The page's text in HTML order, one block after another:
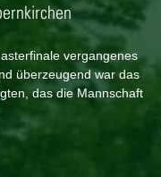
vergangenes
überzeugend war das
das die Mannschaft